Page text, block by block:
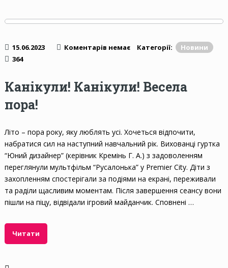
15.06.2023 Коментарів немає Категорії:
Новини
364
Канікули! Канікули! Весела
пора!
Літо – пора року, яку люблять усі. Хочеться відпочити,
набратися сил на наступний навчальний рік. Вихованці гуртка
“Юний дизайнер” (керівник Кремінь Г. А.) з задоволенням
переглянули мультфільм “Русалонька” у Premier City. Діти з
захопленням спостерігали за подіями на екрані, переживали
та раділи щасливим моментам. Після завершення сеансу вони
пішли на піцу, відвідали ігровий майданчик. Сповнені …
Читати